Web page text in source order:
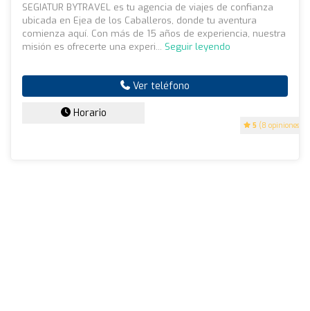
5 (8 opiniones)
SEGIATUR BYTRAVEL es tu agencia de viajes de confianza
ubicada en Ejea de los Caballeros, donde tu aventura
comienza aquí. Con más de 15 años de experiencia, nuestra
misión es ofrecerte una experi... Seguir leyendo
Ver teléfono
Horario